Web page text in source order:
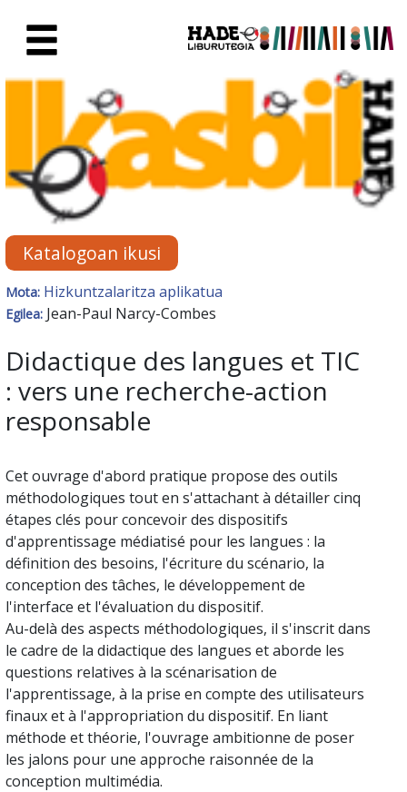
Eskuratu berriak Fitxa -
Katalogoan ikusi
Mota: Hizkuntzalaritza aplikatua
Egilea: Jean-Paul Narcy-Combes
Didactique des langues et TIC
: vers une recherche-action
responsable
Cet ouvrage d'abord pratique propose des outils
méthodologiques tout en s'attachant à détailler cinq
étapes clés pour concevoir des dispositifs
d'apprentissage médiatisé pour les langues : la
définition des besoins, l'écriture du scénario, la
conception des tâches, le développement de
l'interface et l'évaluation du dispositif.
Au-delà des aspects méthodologiques, il s'inscrit dans
le cadre de la didactique des langues et aborde les
questions relatives à la scénarisation de
l'apprentissage, à la prise en compte des utilisateurs
finaux et à l'appropriation du dispositif. En liant
méthode et théorie, l'ouvrage ambitionne de poser
les jalons pour une approche raisonnée de la
conception multimédia.